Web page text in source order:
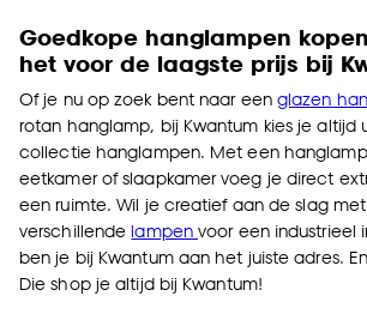
Goedkope hanglampen
het voor de laagste prijs bij
Of je nu op zoek bent naar een glazen
rotan hanglamp, bij Kwantum kies je altijd
collectie hanglampen. Met een
eetkamer of slaapkamer voeg je direct
een ruimte. Wil je creatief aan de slag
verschillendelampenvoor een industrieel
ben je bij Kwantum aan het juiste adres.
Die shop je altijd bij Kwantum!